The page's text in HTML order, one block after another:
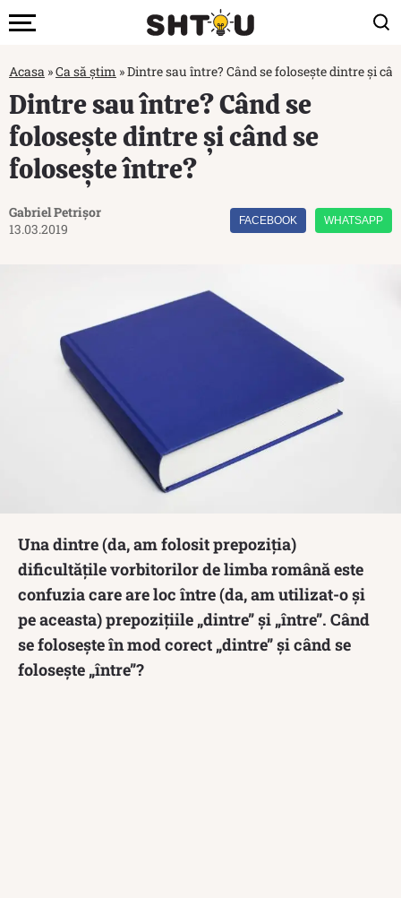
Acasa »Ca să știm »Dintre sau între? Când se folosește dintre și
Dintre sau între? Când se
folosește dintre și când se
folosește între?
Gabriel Petrișor
13.03.2019
FACEBOOK WHATSAPP
Una dintre (da, am folosit prepoziția)
dificultățile vorbitorilor de limba română este
confuzia care are loc între (da, am utilizat-o și
pe aceasta) prepozițiile „dintre” și „între”. Când
se folosește în mod corect „dintre” și când se
folosește „între”?